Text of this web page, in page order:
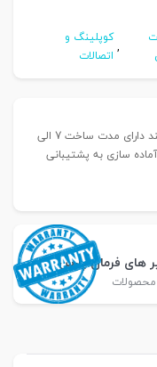
,کوپلینگ و
اتصالات
محصولاتی که در حالت پیش خرید هستند دارای مدت ساخت 7 الی
سازی به پشتیبانی
های فرمان پارس